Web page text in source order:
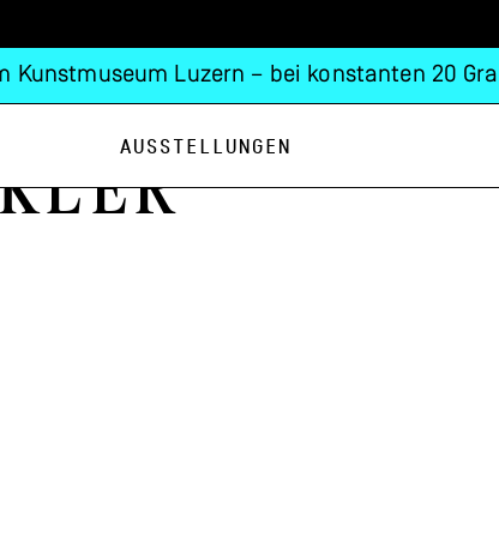
Kunstmuseum Luzern – bei konstanten 20
Ausstellungen